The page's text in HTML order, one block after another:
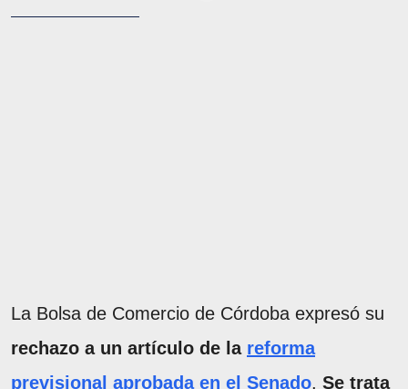
La Bolsa de Comercio de Córdoba expresó su
rechazo a un artículo de la reforma
previsional aprobada en el Senado. Se trata